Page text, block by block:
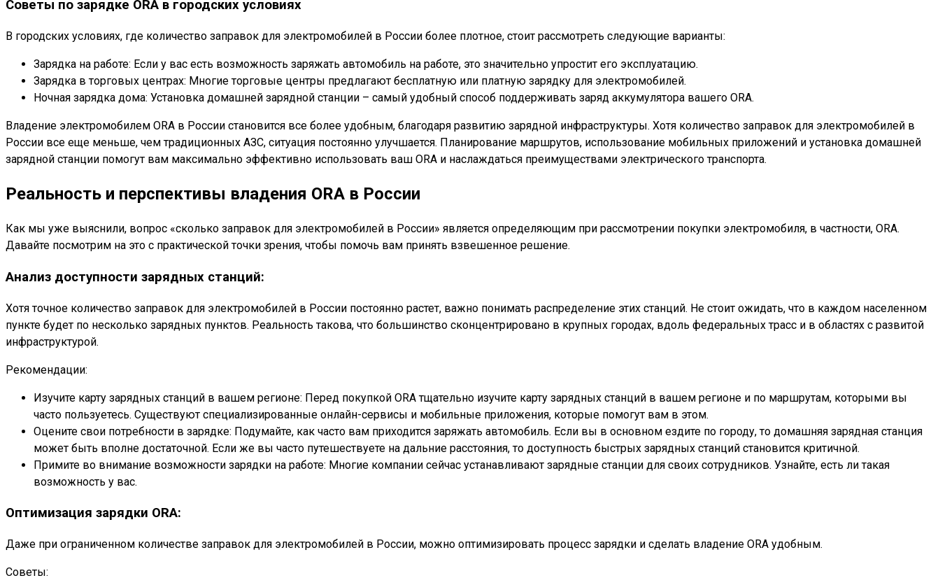
Советы по зарядке ORA в городских условиях
В городских условиях, где количество заправок для электромобилей в России более плотное, стоит рассмотреть следующие варианты:
Зарядка на работе: Если у вас есть возможность заряжать автомобиль на работе, это значительно упростит его эксплуатацию.
Зарядка в торговых центрах: Многие торговые центры предлагают бесплатную или платную зарядку для электромобилей.
Ночная зарядка дома: Установка домашней зарядной станции – самый удобный способ поддерживать заряд аккумулятора вашего ORA.
Владение электромобилем ORA в России становится все более удобным, благодаря развитию зарядной инфраструктуры. Хотя количество заправок для электромобилей в
России все еще меньше, чем традиционных АЗС, ситуация постоянно улучшается. Планирование маршрутов, использование мобильных приложений и установка домашней
зарядной станции помогут вам максимально эффективно использовать ваш ORA и наслаждаться преимуществами электрического транспорта.
Реальность и перспективы владения ORA в России
Как мы уже выяснили, вопрос «сколько заправок для электромобилей в России» является определяющим при рассмотрении покупки электромобиля, в частности, ORA.
Давайте посмотрим на это с практической точки зрения, чтобы помочь вам принять взвешенное решение.
Анализ доступности зарядных станций:
Хотя точное количество заправок для электромобилей в России постоянно растет, важно понимать распределение этих станций. Не стоит ожидать, что в каждом населенном
пункте будет по несколько зарядных пунктов. Реальность такова, что большинство сконцентрировано в крупных городах, вдоль федеральных трасс и в областях с развитой
инфраструктурой.
Рекомендации:
Изучите карту зарядных станций в вашем регионе: Перед покупкой ORA тщательно изучите карту зарядных станций в вашем регионе и по маршрутам, которыми вы
часто пользуетесь. Существуют специализированные онлайн-сервисы и мобильные приложения, которые помогут вам в этом.
Оцените свои потребности в зарядке: Подумайте, как часто вам приходится заряжать автомобиль. Если вы в основном ездите по городу, то домашняя зарядная станция
может быть вполне достаточной. Если же вы часто путешествуете на дальние расстояния, то доступность быстрых зарядных станций становится критичной.
Примите во внимание возможности зарядки на работе: Многие компании сейчас устанавливают зарядные станции для своих сотрудников. Узнайте, есть ли такая
возможность у вас.
Оптимизация зарядки ORA:
Даже при ограниченном количестве заправок для электромобилей в России, можно оптимизировать процесс зарядки и сделать владение ORA удобным.
Советы: